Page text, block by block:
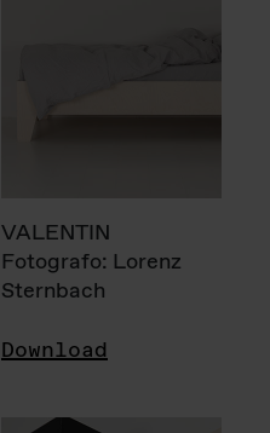
VALENTIN
Fotografo: Lorenz
Sternbach
Download